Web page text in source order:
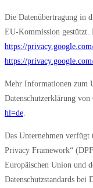
Die Datenübertragung in
EU-Kommission gestützt.
https://
https://
Mehr Informationen zum
Datenschutzerklärung von
hl=de.
Das Unternehmen
Privacy Framework“
Europäischen Union und
Datenschutzstandards bei